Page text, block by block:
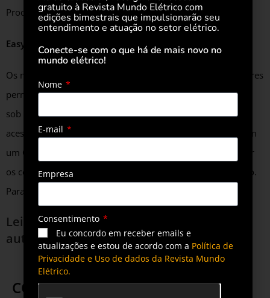
Products América do Sul da Schneider Electric.
EasyPact EXE
Os materiais utilizados para fabricar essa gama de disjuntores
permitem operar 10 mil ciclos com manutenção preventiva
sob as condições definidas pela norma IEC. Para facilitar o
acesso a informações e ao suporte, o EasyPact EXE vem com
um QR Code colado na frente que permite assim especificar
os construtores de painel e usuários finais que vão utilizá-lo.
Para saber mais, acesse
Leia tambémMercado favorável para a
automação predial
COMPARTILHE ESTA POSTAGEM
gratuito à Revista Mundo Elétrico com
edições bimestrais que impulsionarão seu
entendimento e atuação no setor elétrico.
Conecte-se com o que há de mais novo no
mundo elétrico!
Nome
E-mail
Empresa
Consentimento
Eu concordo em receber emails e
atualizações e estou de acordo com a Política de
Privacidade e Uso de dados da Revista Mundo
Elétrico.